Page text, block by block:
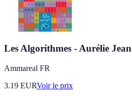
Les Algorithmes - Aurélie Jean
Ammareal FR
3.19 EURVoir le prix